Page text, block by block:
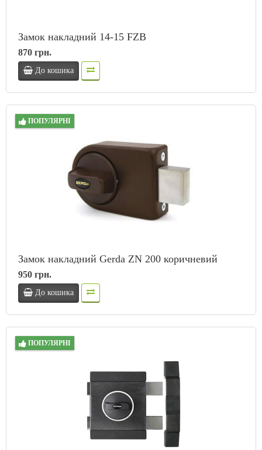
Замок накладний 14-15 FZB
870 грн.
До кошика
ПОПУЛЯРНІ
Замок накладний Gerda ZN 200 коричневий
950 грн.
До кошика
ПОПУЛЯРНІ